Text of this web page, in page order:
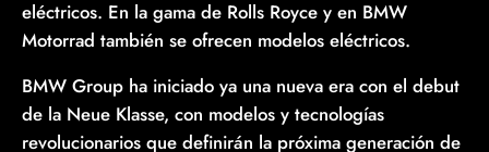
eléctricos. En la gama de Rolls Royce y en BMW
Motorrad también se ofrecen modelos eléctricos.
BMW Group ha iniciado ya una nueva era con el debut
de la Neue Klasse, con modelos y tecnologías
revolucionarios que definirán la próxima generación de